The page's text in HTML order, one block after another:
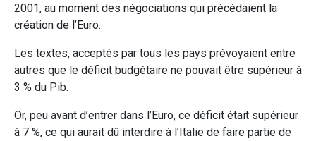
2001, au moment des négociations qui précédaient la
création de l’Euro.
Les textes, acceptés par tous les pays prévoyaient entre
autres que le déficit budgétaire ne pouvait être supérieur à
3 % du Pib.
Or, peu avant d’entrer dans l’Euro, ce déficit était supérieur
à 7 %, ce qui aurait dû interdire à l’Italie de faire partie de